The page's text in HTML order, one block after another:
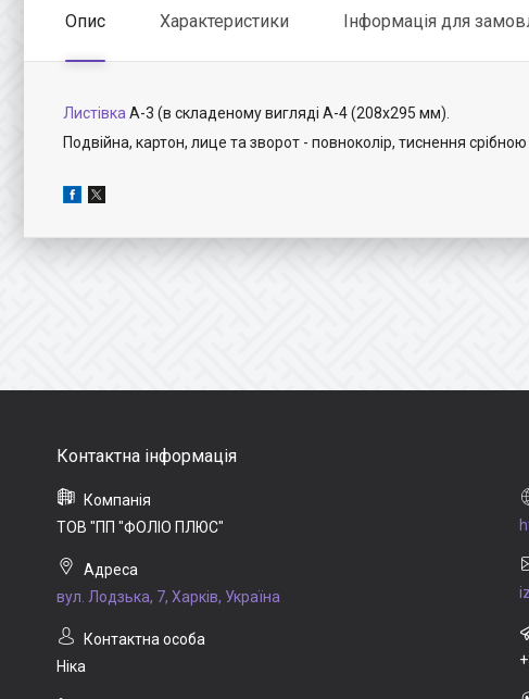
Опис Характеристики Інформація для
Листівка А-3 (в складеному вигляді А-4 (208х295 мм).
Подвійна, картон, лице та зворот - повноколір, тиснення
ТОВ "ПП "ФОЛІО ПЛЮС"
вул. Лодзька, 7, Харків, Україна
Ніка